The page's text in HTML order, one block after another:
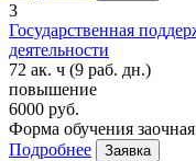
3
Государственная
деятельности
72 ак. ч (9 раб. дн.)
повышение
6000 руб.
Форма обучения заочная
Подробнее
Заявка